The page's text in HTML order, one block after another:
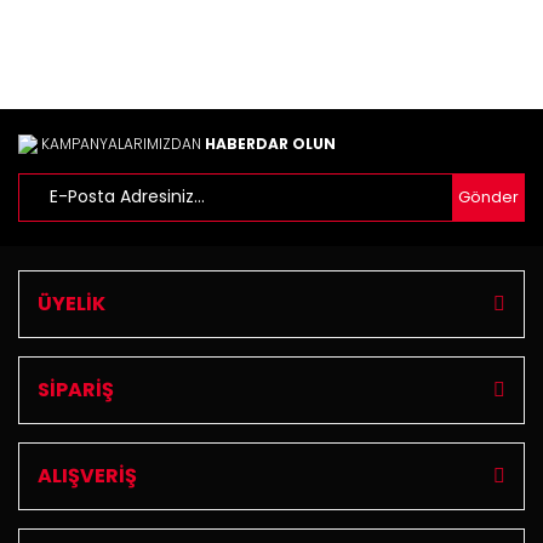
KAMPANYALARIMIZDAN HABERDAR OLUN
Gönder
ÜYELİK
SİPARİŞ
ALIŞVERİŞ